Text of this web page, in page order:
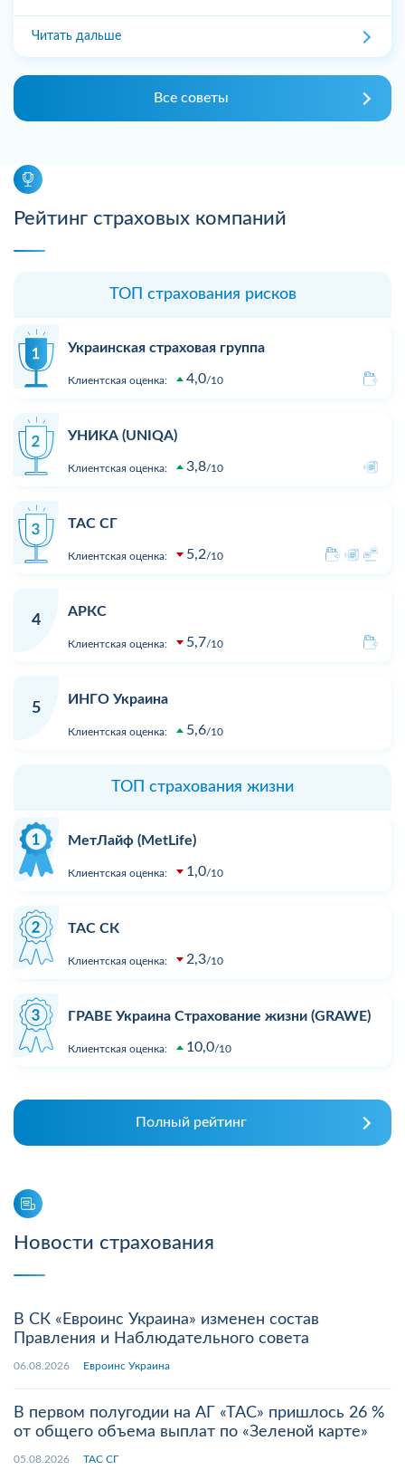
Читать дальше
Все советы
Рейтинг страховых компаний
ТОП страхования рисков
Украинская страховая группа
Клиентская оценка: 4,0 10
УНИКА (UNIQA)
Клиентская оценка: 3,8 10
ТАС СГ
Клиентская оценка: 5,2 10
4
АРКС
Клиентская оценка: 5,7 10
5
ИНГО Украина
Клиентская оценка: 5,6 10
ТОП страхования жизни
МетЛайф (MetLife)
Клиентская оценка: 1,0 10
ТАС СК
Клиентская оценка: 2,3 10
ГРАВЕ Украина Страхование жизни (GRAWE)
Клиентская оценка: 10,0 10
Полный рейтинг
Новости страхования
В СК «Евроинс Украина» изменен состав
Правления и Наблюдательного совета
06.08.2026 Евроинс Украина
В первом полугодии на АГ «ТАС» пришлось 26 %
от общего объема выплат по «Зеленой карте»
05.08.2026 ТАС СГ